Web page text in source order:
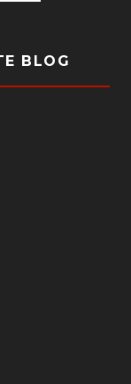
BLOG